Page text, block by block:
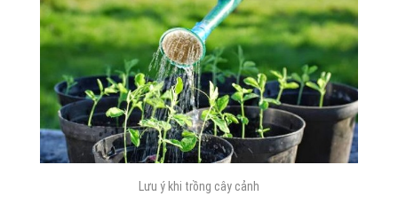
Lưu ý khi trồng cây cảnh